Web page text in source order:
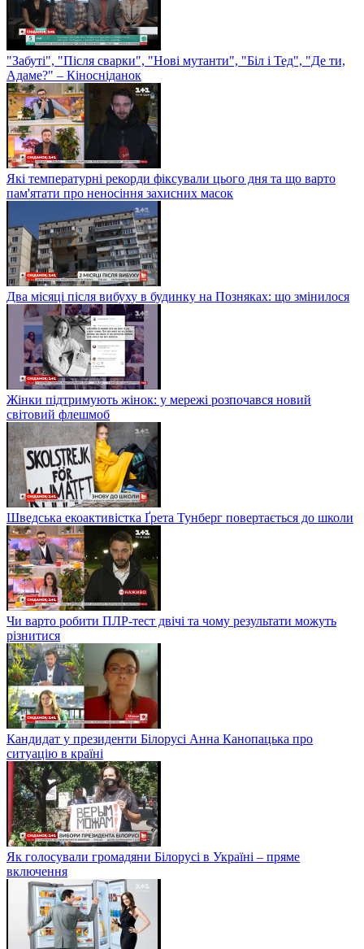
"Забуті", "Після сварки", "Нові мутанти", "Біл і Тед", "Де ти,
Адаме?" – Кіносніданок
Які температурні рекорди фіксували цього дня та що варто
пам'ятати про неносіння захисних масок
Два місяці після вибуху в будинку на Позняках: що змінилося
Жінки підтримують жінок: у мережі розпочався новий
світовий флешмоб
Шведська екоактивістка Ґрета Тунберг повертається до школи
Чи варто робити ПЛР-тест двічі та чому результати можуть
різнитися
Кандидат у президенти Білорусі Анна Канопацька про
ситуацію в країні
Як голосували громадяни Білорусі в Україні – пряме
включення